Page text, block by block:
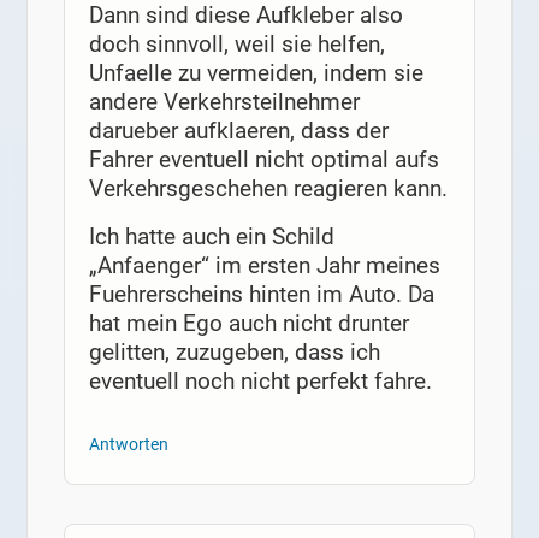
Dann sind diese Aufkleber also
doch sinnvoll, weil sie helfen,
Unfaelle zu vermeiden, indem sie
andere Verkehrsteilnehmer
darueber aufklaeren, dass der
Fahrer eventuell nicht optimal aufs
Verkehrsgeschehen reagieren kann.
Ich hatte auch ein Schild
„Anfaenger“ im ersten Jahr meines
Fuehrerscheins hinten im Auto. Da
hat mein Ego auch nicht drunter
gelitten, zuzugeben, dass ich
eventuell noch nicht perfekt fahre.
Antworten